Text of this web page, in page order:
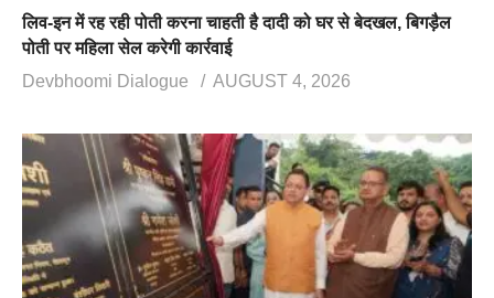
लिव-इन में रह रही पोती करना चाहती है दादी को घर से बेदखल, बिगड़ैल
पोती पर महिला सेल करेगी कार्रवाई
Devbhoomi Dialogue
AUGUST 4, 2026